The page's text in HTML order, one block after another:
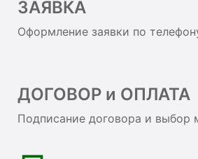
ЗАЯВКА
Оформление заявки по
ДОГОВОР и ОПЛАТА
Подписание договора и выбор